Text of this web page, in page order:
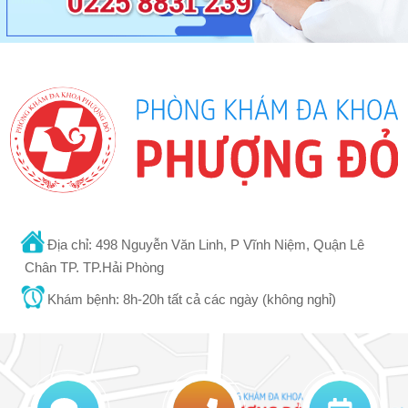
Địa chỉ: 498 Nguyễn Văn Linh, P Vĩnh Niệm, Quận Lê
Chân TP. TP.Hải Phòng
Khám bệnh: 8h-20h tất cả các ngày (không nghỉ)